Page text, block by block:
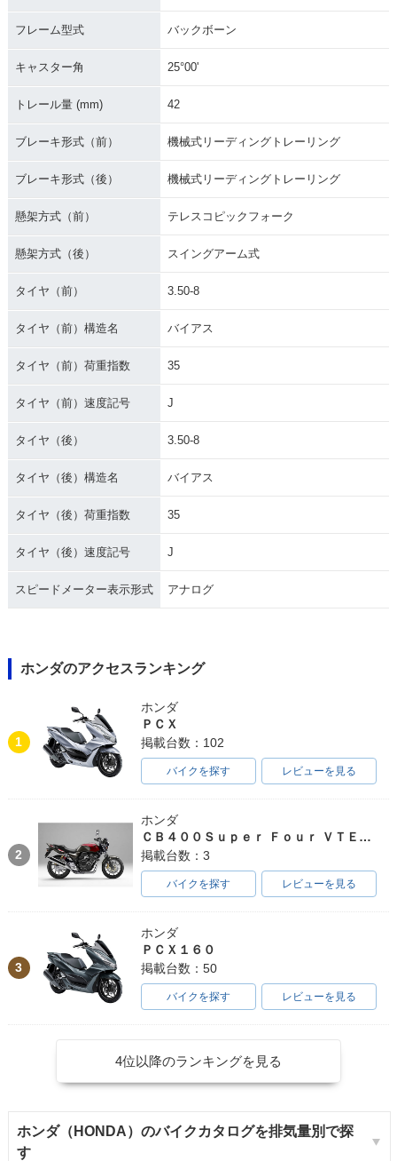
フレーム型式 バックボーン
キャスター角 25°00'
トレール量 (mm) 42
ブレーキ形式（前） 機械式リーディングトレーリング
ブレーキ形式（後） 機械式リーディングトレーリング
懸架方式（前） テレスコピックフォーク
懸架方式（後） スイングアーム式
タイヤ（前） 3.50-8
タイヤ（前）構造名 バイアス
タイヤ（前）荷重指数 35
タイヤ（前）速度記号 J
タイヤ（後） 3.50-8
タイヤ（後）構造名 バイアス
タイヤ（後）荷重指数 35
タイヤ（後）速度記号 J
スピードメーター表示形式 アナログ
ホンダのアクセスランキング
1
ホンダ
ＰＣＸ
掲載台数：102
バイクを探す レビューを見る
2
ホンダ
ＣＢ４００Ｓｕｐｅｒ Ｆｏｕｒ ＶＴＥＣ ＳＰＥＣ３
掲載台数：3
バイクを探す レビューを見る
3
ホンダ
ＰＣＸ１６０
掲載台数：50
バイクを探す レビューを見る
4位以降のランキングを見る
ホンダ（HONDA）のバイクカタログを排気量別で探
す